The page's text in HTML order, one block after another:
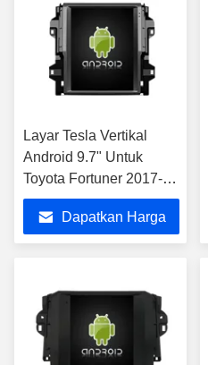
Layar Tesla Vertikal
Android 9.7" Untuk
Toyota Fortuner 2017-
2022 Sistem Multimedia
Stereo Mobil GPS
Carplay Player
Dapatkan Harga